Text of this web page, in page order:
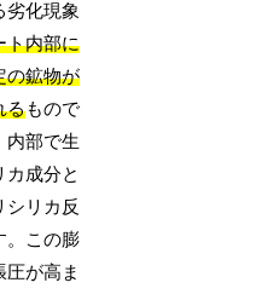
劣化現象
ト内部に
の鉱物が
るもので
内部で生
カ成分と
シリカ反
。この膨
が高ま